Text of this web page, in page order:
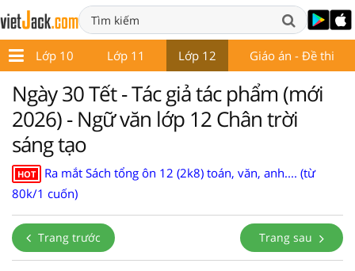
Lớp 10 Lớp 11 Lớp 12 Giáo án - Đề thi
Ngày 30 Tết - Tác giả tác phẩm (mới
2026) - Ngữ văn lớp 12 Chân trời
sáng tạo
HOT
Ra mắt Sách tổng ôn 12 (2k8) toán, văn, anh.... (từ
80k/1 cuốn)
Trang trước Trang sau